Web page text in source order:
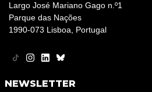
Largo José Mariano Gago n.º1
Parque das Nações
1990-073 Lisboa, Portugal
NEWSLETTER